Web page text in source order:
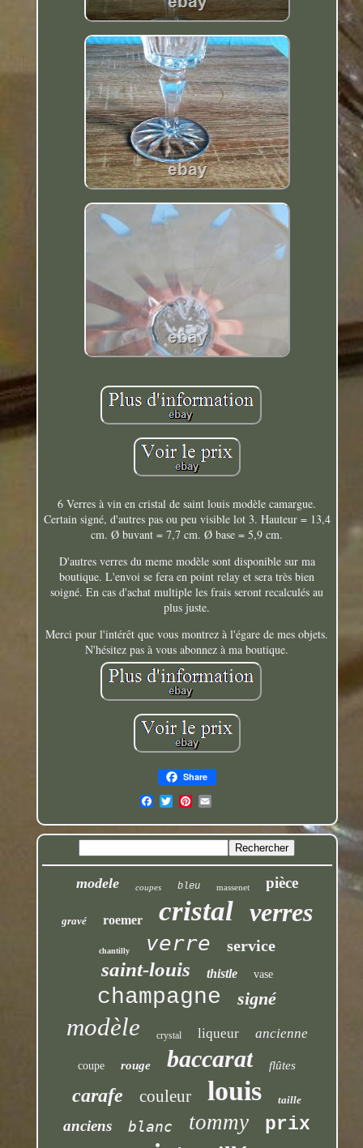
6 Verres à vin en cristal de saint louis modèle camargue.
Certain signé, d'autres pas ou peu visible lot 3. Hauteur = 13,4
cm. Ø buvant = 7,7 cm. Ø base = 5,9 cm.
D'autres verres du meme modèle sont disponible sur ma
boutique. L'envoi se fera en point relay et sera très bien
soigné. En cas d'achat multiple les frais seront recalculés au
plus juste.
Merci pour l'intérêt que vous montrez à l'égare de mes objets.
N'hésitez pas à vous abonnez à ma boutique.
Share
modele coupes bleu massenet pièce
gravé roemer cristal verres
chantilly verre service
saint-louis thistle vase
champagne signé
modèle crystal liqueur ancienne
coupe rouge baccarat flûtes
carafe couleur louis taille
anciens blanc tommy prix